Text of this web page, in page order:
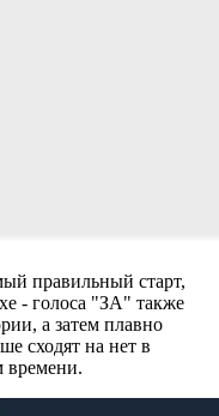
правильный старт,
- голоса "ЗА" также
а затем плавно
сходят на нет в
времени.